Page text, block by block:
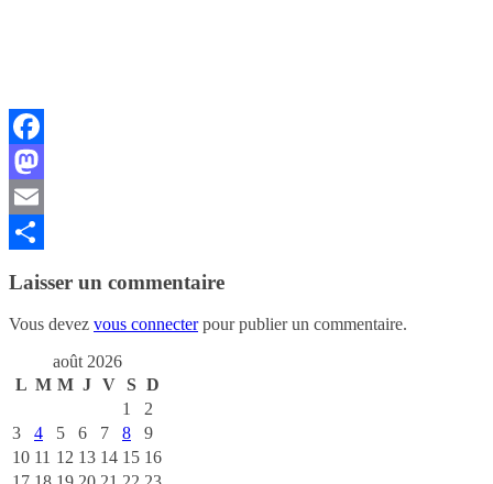
Facebook
Mastodon
Email
Laisser un commentaire
Vous devez vous connecterpour publier un commentaire.
août 2026
L M M J V S D
1
2
3
4 5 6 7 8
9
10 11 12 13 14 15 16